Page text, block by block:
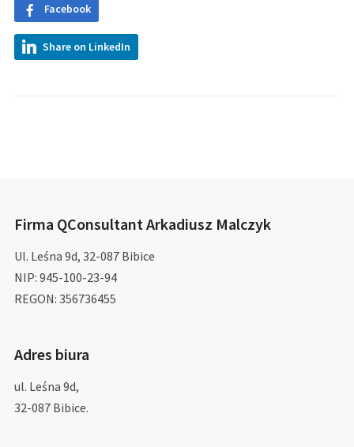
Facebook
Share on LinkedIn
Firma QConsultant Arkadiusz Malczyk
Ul. Leśna 9d, 32-087 Bibice
NIP: 945-100-23-94
REGON: 356736455
Adres biura
ul. Leśna 9d,
32-087 Bibice.